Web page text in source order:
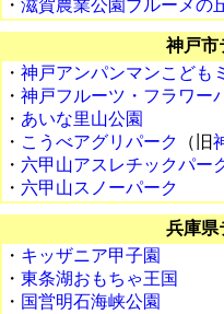
・ 滋賀農業公園ブルーメの
神戸市
・ 神戸アンパンマンこども
・ 神戸フルーツ・フラワー
・ あいな里山公園
・ こうべアグリパーク （旧
・ 六甲山アスレチックパー
・ 六甲山スノーパーク
兵庫県
・ キッザニア甲子園
・ 東条湖おもちゃ王国
・ 国営明石海峡公園